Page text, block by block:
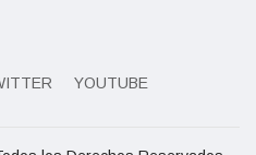
YOUTUBE